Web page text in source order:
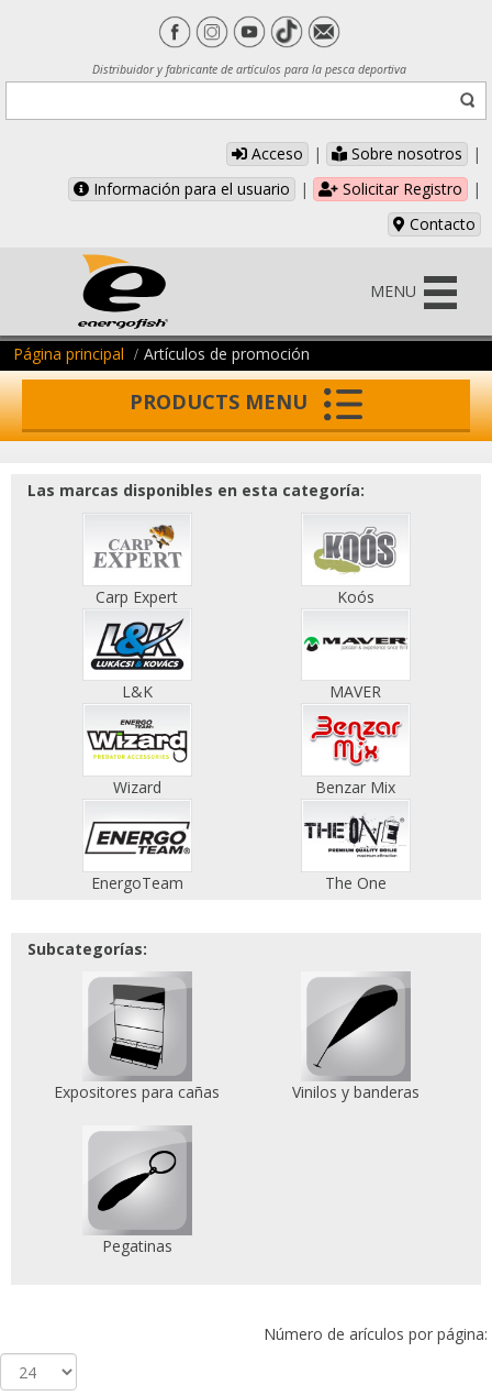
Distribuidor y fabricante de artículos para la pesca deportiva
Acceso | Sobre nosotros
|
Información para el usuario
| Solicitar Registro
|
Contacto
MENU
Página principal Artículos de promoción
PRODUCTS MENU
Las marcas disponibles en esta categoría:
Carp Expert Koós
L&K MAVER
Wizard Benzar Mix
EnergoTeam The One
Subcategorías:
Expositores para cañas Vinilos y banderas
Pegatinas
Número de arículos por página: